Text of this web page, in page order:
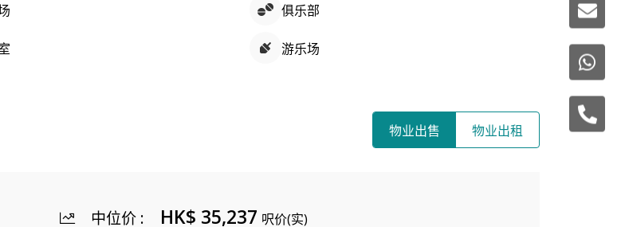
俱乐部
游乐场
物业出售 物业出租
中位价: HK$ 35,237 呎价(实)